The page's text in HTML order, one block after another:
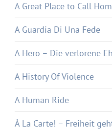
A Great Place to Call
A Guardia Di Una Fede
A Hero – Die verlorene
A History Of Violence
A Human Ride
À La Carte! – Freiheit